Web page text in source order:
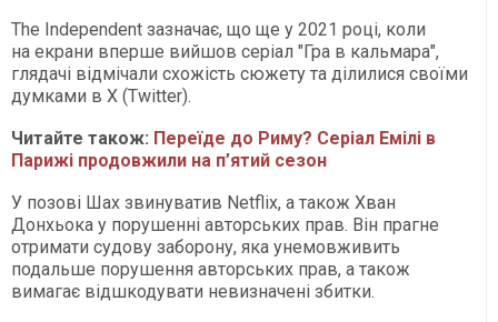
The Independent зазначає, що ще у 2021 році, коли
на екрани вперше вийшов серіал "Гра в кальмара",
глядачі відмічали схожість сюжету та ділилися своїми
думками в Х (Twitter).
Читайте також: Переїде до Риму? Серіал Емілі в
Парижі продовжили на п’ятий сезон
У позові Шах звинуватив Netflix, а також Хван
Донхьока у порушенні авторських прав. Він прагне
отримати судову заборону, яка унемовживить
подальше порушення авторських прав, а також
вимагає відшкодувати невизначені збитки.